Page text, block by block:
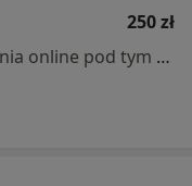
250 zł
Specjalista nie oferuje umawiania online pod tym adresem.